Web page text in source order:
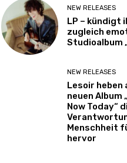
NEW RELEASES
LP – kündigt
zugleich
Studioalbum
NEW RELEASES
Lesoir heben
neuen Album
Now Today“
Menschheit
hervor